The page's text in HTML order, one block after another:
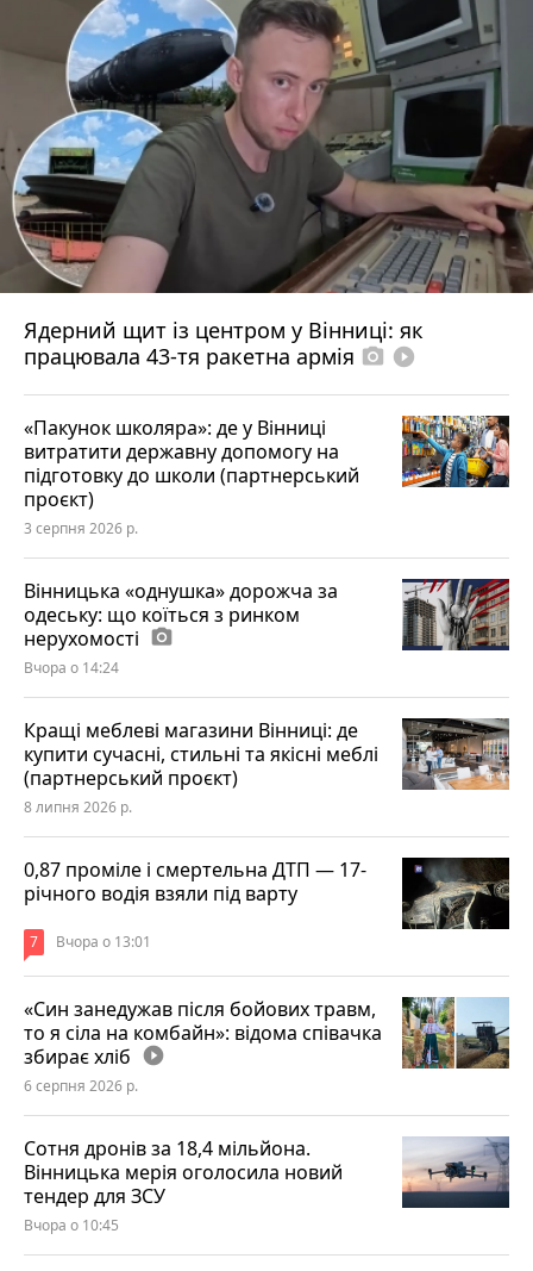
Ядерний щит із центром у Вінниці: як
працювала 43-тя ракетна армія photo_camera play_circle_filled
«Пакунок школяра»: де у Вінниці
витратити державну допомогу на
підготовку до школи (партнерський
проєкт)
3 серпня 2026 р.
Вінницька «однушка» дорожча за
одеську: що коїться з ринком
нерухомості photo_camera
Вчора о 14:24
Кращі меблеві магазини Вінниці: де
купити сучасні, стильні та якісні меблі
(партнерський проєкт)
8 липня 2026 р.
0,87 проміле і смертельна ДТП — 17-
річного водія взяли під варту
7 Вчора о 13:01
«Син занедужав після бойових травм,
то я сіла на комбайн»: відома співачка
збирає хліб play_circle_filled
6 серпня 2026 р.
Сотня дронів за 18,4 мільйона.
Вінницька мерія оголосила новий
тендер для ЗСУ
Вчора о 10:45